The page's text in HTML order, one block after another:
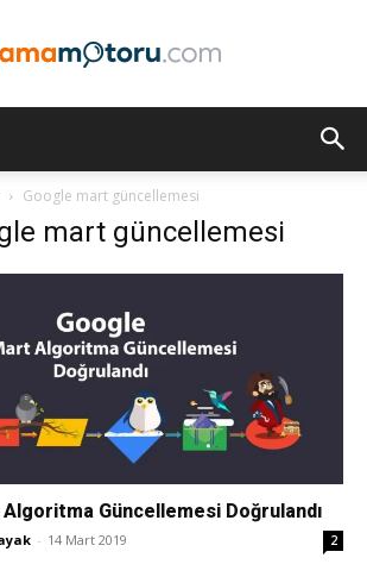
Optimizasyonu
Google mart güncellemesi
mart güncellemesi
Güncellemesi Doğrulandı
- 14 Mart 2019 2